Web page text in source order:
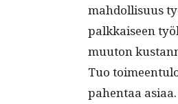
mah­dol­lisu­us
palkkaiseen
muu­ton
Tuo
pahen­taa